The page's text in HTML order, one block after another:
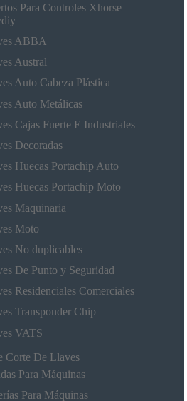
Para Controles Xhorse
ABBA
Austral
Auto Cabeza Plástica
Auto Metálicas
Cajas Fuerte E Industriales
Decoradas
Huecas Portachip Auto
Huecas Portachip Moto
Maquinaria
Moto
No duplicables
De Punto y Seguridad
Residenciales Comerciales
Transponder Chip
VATS
Corte De Llaves
Para Máquinas
Para Máquinas